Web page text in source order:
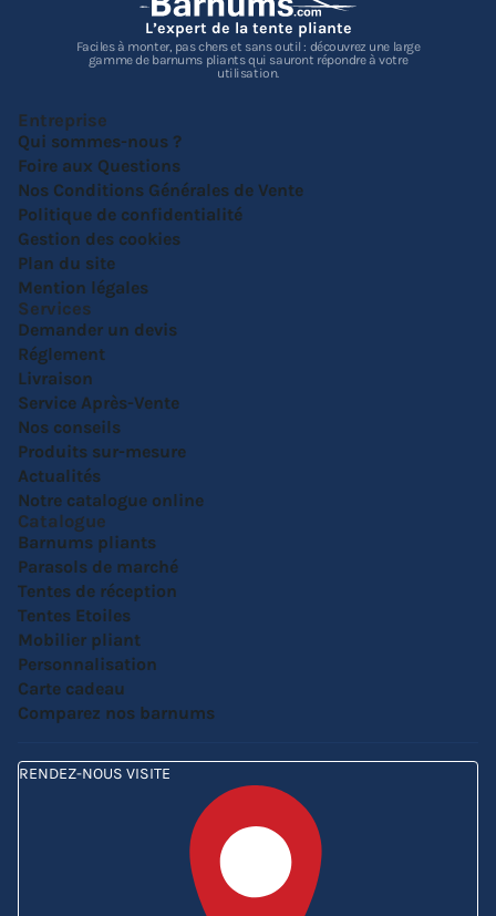
L’expert de la tente pliante
Faciles à monter, pas chers et sans outil : découvrez une large
gamme de barnums pliants qui sauront répondre à votre
utilisation.
Entreprise
Qui sommes-nous ?
Foire aux Questions
Nos Conditions Générales de Vente
Politique de confidentialité
Gestion des cookies
Plan du site
Mention légales
Services
Demander un devis
Réglement
Livraison
Service Après-Vente
Nos conseils
Produits sur-mesure
Actualités
Notre catalogue online
Catalogue
Barnums pliants
Parasols de marché
Tentes de réception
Tentes Etoiles
Mobilier pliant
Personnalisation
Carte cadeau
Comparez nos barnums
RENDEZ-NOUS VISITE